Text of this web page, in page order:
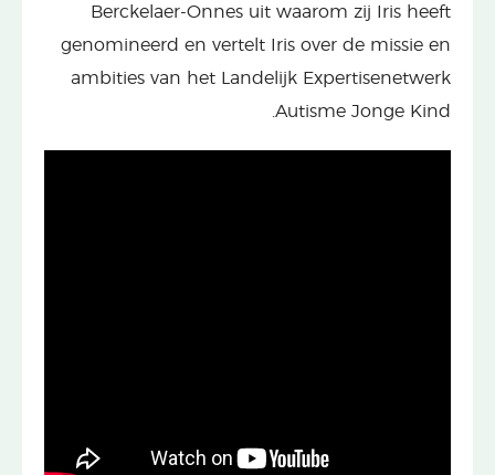
Berckelaer-Onnes uit waarom zij Iris heeft
genomineerd en vertelt Iris over de missie en
ambities van het Landelijk Expertisenetwerk
Autisme Jonge Kind.